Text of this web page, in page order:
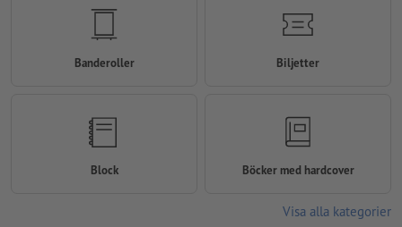
Banderoller Biljetter
Block Böcker med hardcover
Visa alla kategorier